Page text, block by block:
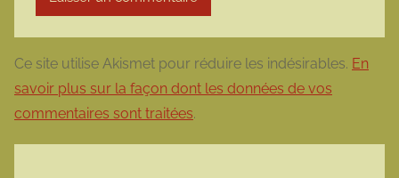
Ce site utilise Akismet pour réduire les indésirables. En
savoir plus sur la façon dont les données de vos
commentaires sont traitées.